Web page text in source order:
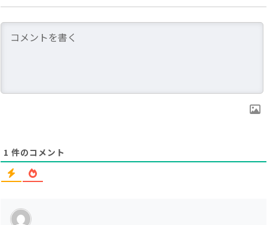
1 件のコメント